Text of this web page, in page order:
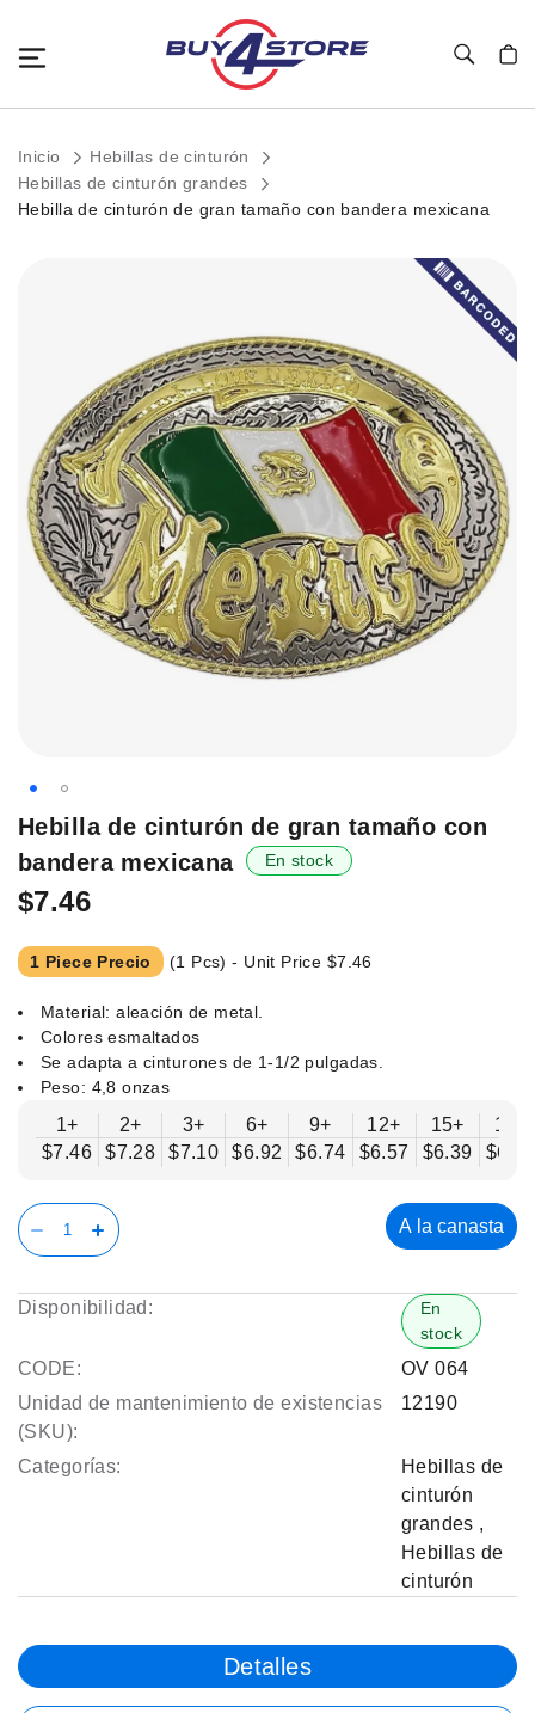
Inicio
Hebillas de cinturón
Hebillas de cinturón grandes
Hebilla de cinturón de gran tamaño con bandera mexicana
imágenes.
Saltar
principio
de
la
galería
de
Hebilla de cinturón de gran tamaño con
bandera mexicana
En stock
$7.46
1 Piece Precio (1 Pcs) - Unit Price $7.46
Material: aleación de metal.
Colores esmaltados
Se adapta a cinturones de 1-1/2 pulgadas.
Peso: 4,8 onzas
1+
$7.46
2+
$7.28
3+
$7.10
6+
$6.92
9+
$6.74
12+
$6.57
15+
$6.39
18+
$6.21
A la canasta
Disponibilidad:
En
stock
CODE:
OV 064
Unidad de mantenimiento de existencias
(SKU):
12190
Categorías:
Hebillas de
cinturón
grandes ,
Hebillas de
cinturón
Detalles